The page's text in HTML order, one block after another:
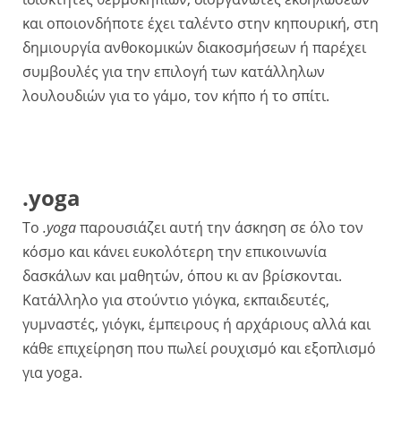
και οποιονδήποτε έχει ταλέντο στην κηπουρική, στη
δημιουργία ανθοκομικών διακοσμήσεων ή παρέχει
συμβουλές για την επιλογή των κατάλληλων
λουλουδιών για το γάμο, τον κήπο ή το σπίτι.
.yoga
Το .yogaπαρουσιάζει αυτή την άσκηση σε όλο τον
κόσμο και κάνει ευκολότερη την επικοινωνία
δασκάλων και μαθητών, όπου κι αν βρίσκονται.
Κατάλληλο για στούντιο γιόγκα, εκπαιδευτές,
γυμναστές, γιόγκι, έμπειρους ή αρχάριους αλλά και
κάθε επιχείρηση που πωλεί ρουχισμό και εξοπλισμό
για yoga.